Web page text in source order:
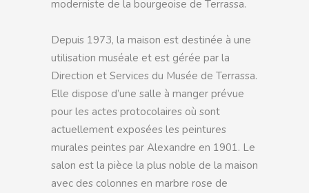
moderniste de la bourgeoise de Terrassa.
Depuis 1973, la maison est destinée à une
utilisation muséale et est gérée par la
Direction et Services du Musée de Terrassa.
Elle dispose d’une salle à manger prévue
pour les actes protocolaires où sont
actuellement exposées les peintures
murales peintes par Alexandre en 1901. Le
salon est la pièce la plus noble de la maison
avec des colonnes en marbre rose de